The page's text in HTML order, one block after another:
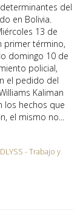
del
en Bolivia.
13 de
primer término,
domingo 10 de
policial,
el pedido del
Kaliman
los hechos que
el mismo no...
DLYSS - Trabajo y